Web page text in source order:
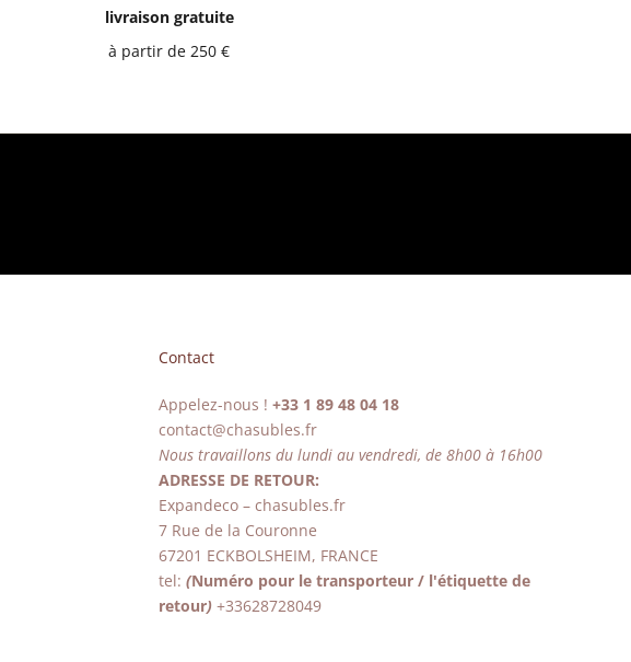
livraison gratuite
à partir de 250 €
Contact
Appelez-nous ! +33 1 89 48 04 18
contact@chasubles.fr
Nous travaillons du lundi au vendredi, de 8h00 à 16h00
ADRESSE DE RETOUR:
Expandeco – chasubles.fr
7 Rue de la Couronne
67201 ECKBOLSHEIM, FRANCE
tel: (Numéro pour le transporteur / l'étiquette de
retour) +33628728049